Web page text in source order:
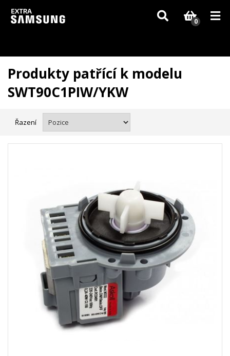
Vzhledem k aktuální situaci se může dodání dílů, které nejsou skladem,
zpozdit. Děkujeme za pochopení.
0
Produkty patřící k modelu
SWT90C1PIW/YKW
Řazení